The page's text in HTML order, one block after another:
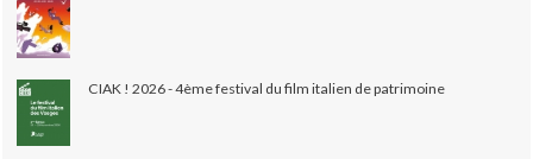
CIAK ! 2026 - 4ème festival du film italien de patrimoine